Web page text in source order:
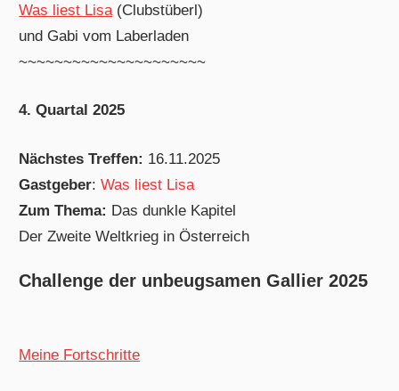
Was liest Lisa(Clubstüberl)
und Gabi vom Laberladen
~~~~~~~~~~~~~~~~~~~~~
4. Quartal 2025
Nächstes Treffen: 16.11.2025
Gastgeber:Was liest Lisa
Zum Thema: Das dunkle Kapitel
Der Zweite Weltkrieg in Österreich
Challenge der unbeugsamen Gallier 2025
Meine Fortschritte